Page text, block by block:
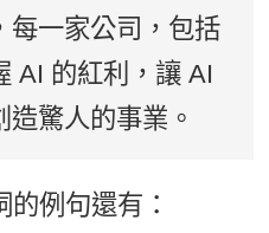
每一家公司，包括
AI 的紅利，讓 AI
驚人的事業。
例句還有：